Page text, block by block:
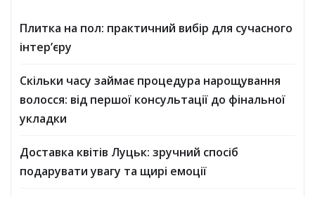
Плитка на пол: практичний вибір для сучасного
інтер’єру
Скільки часу займає процедура нарощування
волосся: від першої консультації до фінальної
укладки
Доставка квітів Луцьк: зручний спосіб
подарувати увагу та щирі емоції